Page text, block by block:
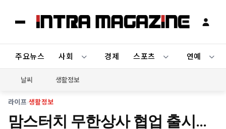
주요뉴스 사회 경제 스포츠 연예
날씨 생활정보
라이프›생활정보
맘스터치 무한상사 협업 출시…